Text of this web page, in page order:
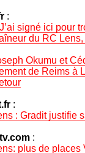
:
signé ici pour
du RC
Okumu et
de Reims à
:
: Gradit justifie
:
plus de places